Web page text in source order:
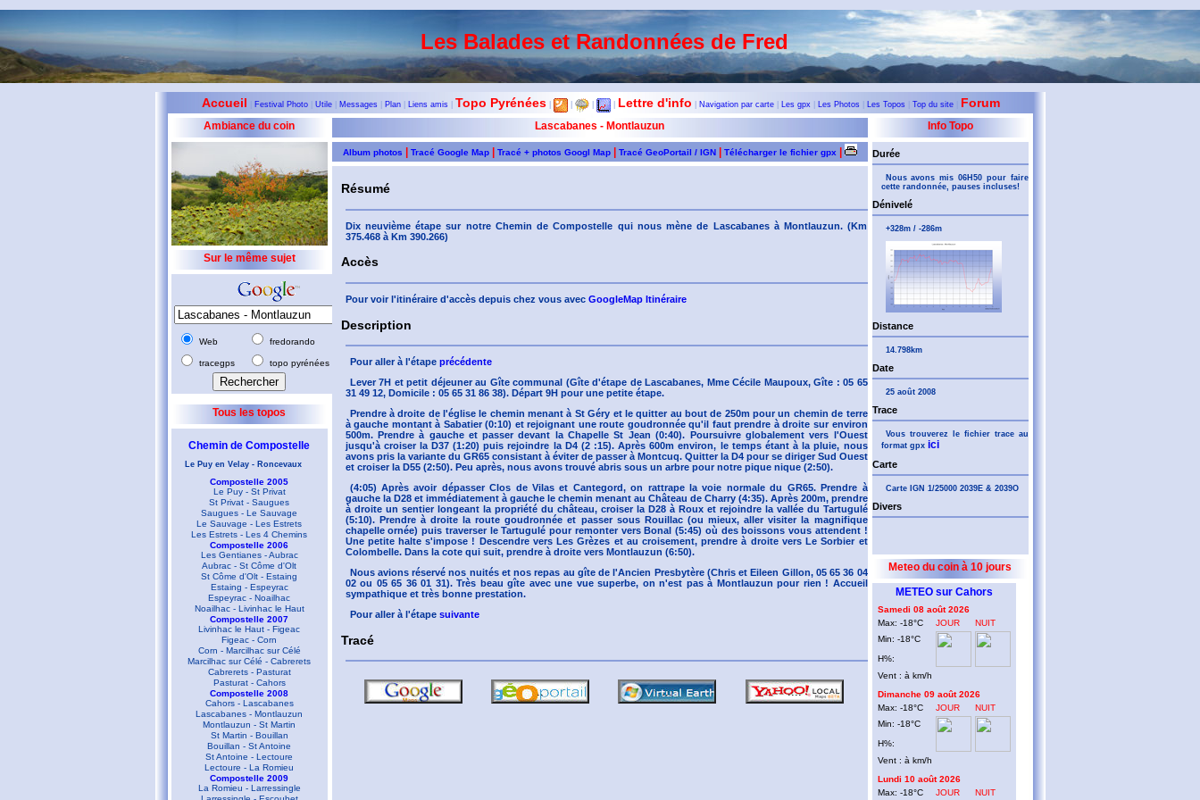
Les Balades et Randonnées de Fred
Accueil Festival Photo| Utile| Messages| Plan| Liens amis| Topo Pyrénées| | | | Lettre d'info Navigation par carte| Les gpx| Les Photos| Les Topos Top du site| Forum
Ambiance du coin
Sur le même sujet
Web fredorando
tracegps topo pyrénées
Tous les topos
Chemin de Compostelle
Le Puy en Velay - Roncevaux
Compostelle 2005
Le Puy - St Privat
St Privat - Saugues
Saugues - Le Sauvage
Le Sauvage - Les Estrets
Les Estrets - Les 4 Chemins
Compostelle 2006
Les Gentianes - Aubrac
Aubrac - St Côme d'Olt
St Côme d'Olt - Estaing
Estaing - Espeyrac
Espeyrac - Noailhac
Noailhac - Livinhac le Haut
Compostelle 2007
Livinhac le Haut - Figeac
Figeac - Corn
Corn - Marcilhac sur Célé
Marcilhac sur Célé - Cabrerets
Cabrerets - Pasturat
Pasturat - Cahors
Compostelle 2008
Cahors - Lascabanes
Lascabanes - Montlauzun
Montlauzun - St Martin
St Martin - Bouillan
Bouillan - St Antoine
St Antoine - Lectoure
Lectoure - La Romieu
Compostelle 2009
La Romieu - Larressingle
Lascabanes - Montlauzun
Album photos Tracé Google Map| Tracé + photos Googl Map| Tracé GeoPortail / IGN| Télécharger le fichier gpx|
Résumé
Dix neuvième étape sur notre Chemin de Compostelle qui nous mène de Lascabanes à Montlauzun. (Km
375.468 à Km 390.266)
Accès
Pour voir l'itinéraire d'accès depuis chez vous avec GoogleMap Itinéraire
Description
Pour aller à l'étape précédente
Lever 7H et petit déjeuner au Gîte communal (Gîte d'étape de Lascabanes, Mme Cécile Maupoux, Gîte : 05 65
31 49 12, Domicile : 05 65 31 86 38). Départ 9H pour une petite étape.
Prendre à droite de l'église le chemin menant à St Géry et le quitter au bout de 250m pour un chemin de terre
à gauche montant à Sabatier (0:10) et rejoignant une route goudronnée qu'il faut prendre à droite sur environ
500m. Prendre à gauche et passer devant la Chapelle St Jean (0:40). Poursuivre globalement vers l'Ouest
jusqu'à croiser la D37 (1:20) puis rejoindre la D4 (2 :15). Après 600m environ, le temps étant à la pluie, nous
avons pris la variante du GR65 consistant à éviter de passer à Montcuq. Quitter la D4 pour se diriger Sud Ouest
et croiser la D55 (2:50). Peu après, nous avons trouvé abris sous un arbre pour notre pique nique (2:50).
(4:05) Après avoir dépasser Clos de Vilas et Cantegord, on rattrape la voie normale du GR65. Prendre à
gauche la D28 et immédiatement à gauche le chemin menant au Château de Charry (4:35). Après 200m, prendre
à droite un sentier longeant la propriété du château, croiser la D28 à Roux et rejoindre la vallée du Tartugulé
(5:10). Prendre à droite la route goudronnée et passer sous Rouillac (ou mieux, aller visiter la magnifique
chapelle ornée) puis traverser le Tartugulé pour remonter vers Bonal (5:45) où des boissons vous attendent !
Une petite halte s'impose ! Descendre vers Les Grèzes et au croisement, prendre à droite vers Le Sorbier et
Colombelle. Dans la cote qui suit, prendre à droite vers Montlauzun (6:50).
Nous avions réservé nos nuités et nos repas au gîte de l'Ancien Presbytère (Chris et Eileen Gillon, 05 65 36 04
02 ou 05 65 36 01 31). Très beau gîte avec une vue superbe, on n'est pas à Montlauzun pour rien ! Accueil
sympathique et très bonne prestation.
Pour aller à l'étape suivante
Tracé
Info Topo
Durée
Nous avons mis 06H50 pour faire
cette randonnée, pauses incluses!
Dénivelé
+328m / -286m
Distance
14.798km
Date
25 août 2008
Trace
Vous trouverez le fichier trace au
format gpx ici
Carte
Carte IGN 1/25000 2039E & 2039O
Divers
Meteo du coin à 10 jours
METEO sur Cahors
Samedi 08 août 2026
Max: -18°C
JOUR
NUIT
Min: -18°C
H%:
Vent : à km/h
Dimanche 09 août 2026
Max: -18°C
JOUR
NUIT
Min: -18°C
H%:
Vent : à km/h
Lundi 10 août 2026
Max: -18°C
JOUR NUIT